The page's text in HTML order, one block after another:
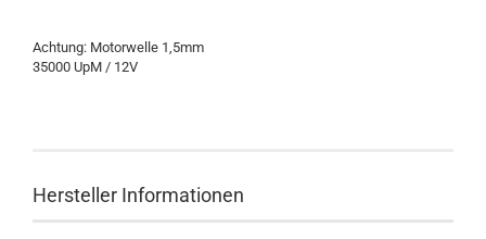
Achtung: Motorwelle 1,5mm
35000 UpM / 12V
Hersteller Informationen